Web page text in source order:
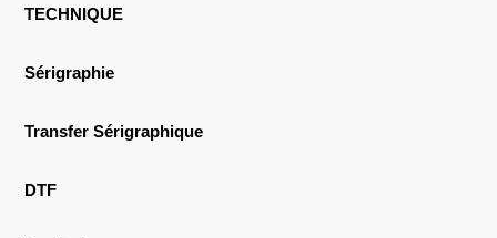
TECHNIQUE
Sérigraphie
Transfer Sérigraphique
DTF